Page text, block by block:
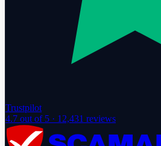
Trustpilot
4.7 out of 5 · 12,431 reviews